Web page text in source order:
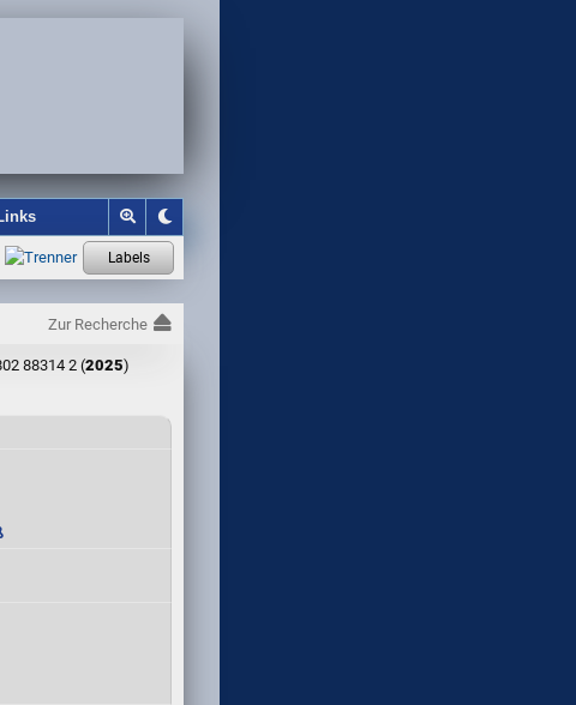
Zur Recherche
88314 2 (2025)